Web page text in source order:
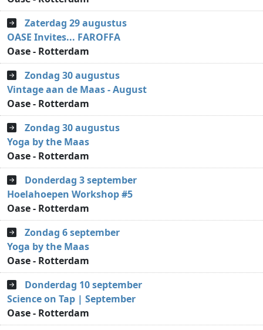
Zaterdag 29 augustus
OASE Invites... FAROFFA
Oase - Rotterdam
Zondag 30 augustus
Vintage aan de Maas - August
Oase - Rotterdam
Zondag 30 augustus
Yoga by the Maas
Oase - Rotterdam
Donderdag 3 september
Hoelahoepen Workshop #5
Oase - Rotterdam
Zondag 6 september
Yoga by the Maas
Oase - Rotterdam
Donderdag 10 september
Science on Tap | September
Oase - Rotterdam